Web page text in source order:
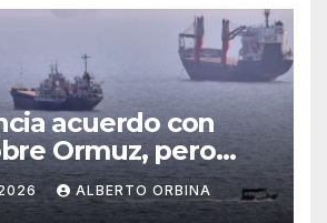
acuerdo con
Ormuz, pero
su reapertura
de lo que haga
ALBERTO ORBINA